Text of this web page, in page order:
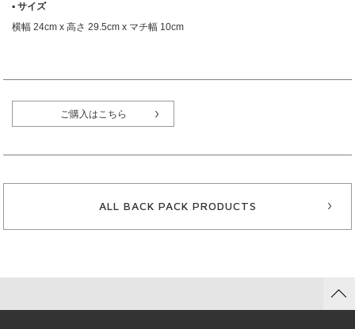
▪︎ サイズ
横幅 24cm x 高さ 29.5cm x マチ幅 10cm
ご購入はこちら
ALL BACK PACK PRODUCTS